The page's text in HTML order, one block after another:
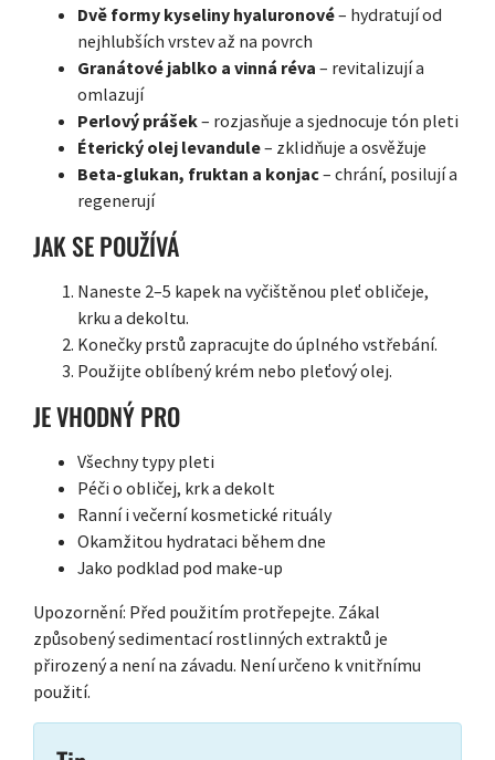
Dvě formy kyseliny hyaluronové– hydratují od
nejhlubších vrstev až na povrch
Granátové jablko a vinná réva – revitalizují a
omlazují
Perlový prášek– rozjasňuje a sjednocuje tón pleti
Éterický olej levandule– zklidňuje a osvěžuje
Beta-glukan, fruktan a konjac– chrání, posilují a
regenerují
JAK SE POUŽÍVÁ
Naneste 2–5 kapek na vyčištěnou pleť obličeje,
krku a dekoltu.
Konečky prstů zapracujte do úplného vstřebání.
Použijte oblíbený krém nebo pleťový olej.
JE VHODNÝ PRO
Všechny typy pleti
Péči o obličej, krk a dekolt
Ranní i večerní kosmetické rituály
Okamžitou hydrataci během dne
Jako podklad pod make-up
Upozornění: Před použitím protřepejte. Zákal
způsobený sedimentací rostlinných extraktů je
přirozený a není na závadu. Není určeno k vnitřnímu
použití.